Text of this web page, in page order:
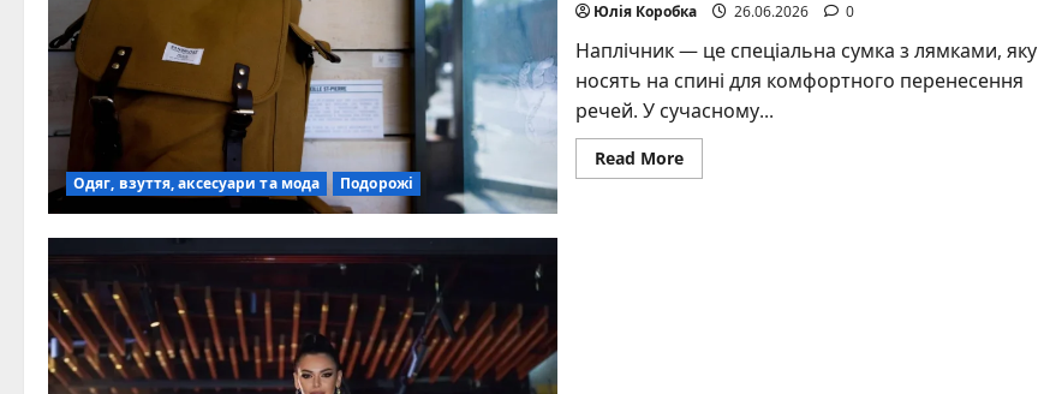
Одяг, взуття, аксесуари та мода Подорожі
Юлія Коробка 26.06.2026 0
Наплічник — це спеціальна сумка з лямками, яку
носять на спині для комфортного перенесення
речей. У сучасному...
Read MoreRead
more